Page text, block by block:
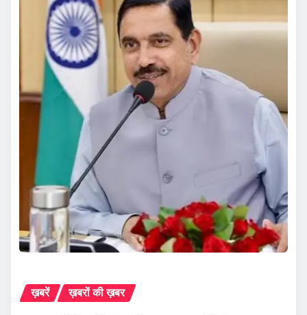
ख़बरें ख़बरों की ख़बर